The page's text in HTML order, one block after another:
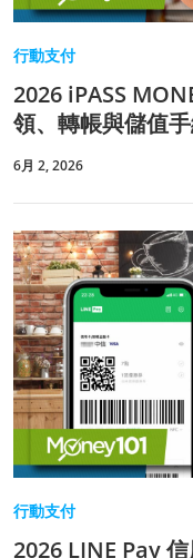
行動支付
2026 iPASS
領、轉帳與儲值
6月 2, 2026
行動支付
2026 LINE Pay